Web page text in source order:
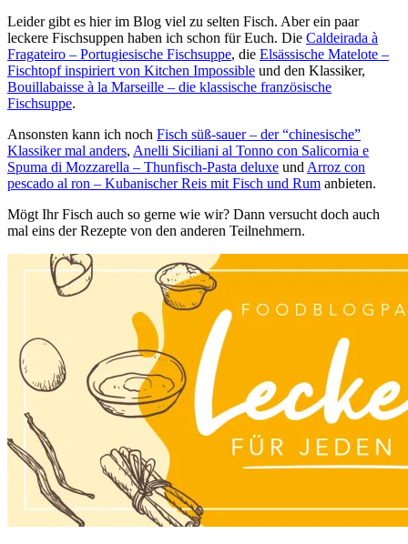
Leider gibt es hier im Blog viel zu selten Fisch. Aber ein paar
leckere Fischsuppen haben ich schon für Euch. Die Caldeirada à
Fragateiro – Portugiesische Fischsuppe, die Elsässische Matelote –
Fischtopf inspiriert von Kitchen Impossible und den Klassiker,
Bouillabaisse à la Marseille – die klassische französische
Fischsuppe.
Ansonsten kann ich noch Fisch süß-sauer – der “chinesische”
Klassiker mal anders, Anelli Siciliani al Tonno con Salicornia e
Spuma di Mozzarella – Thunfisch-Pasta deluxe und Arroz con
pescado al ron – Kubanischer Reis mit Fisch und Rum anbieten.
Mögt Ihr Fisch auch so gerne wie wir? Dann versucht doch auch
mal eins der Rezepte von den anderen Teilnehmern.